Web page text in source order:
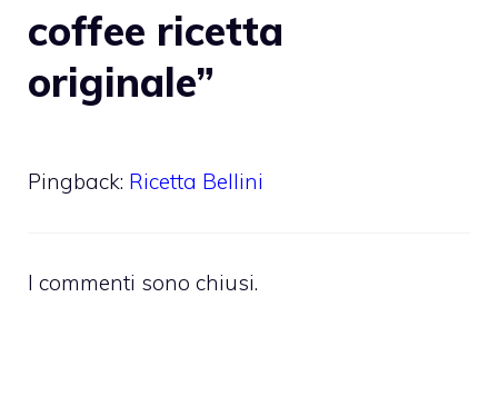
coffee ricetta
originale”
Pingback: Ricetta Bellini
I commenti sono chiusi.